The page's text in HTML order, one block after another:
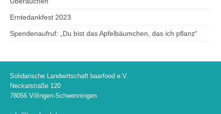
Erntedankfest 2023
Spendenaufruf: „Du bist das Apfelbäumchen, das ich pflanz“
Solidarische Landwirtschaft baarfood e.V.
Neckarstraße 120
78056 Villingen-Schwenningen